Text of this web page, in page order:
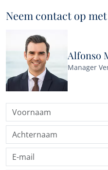
Neem contact op
Alfonso
Manager